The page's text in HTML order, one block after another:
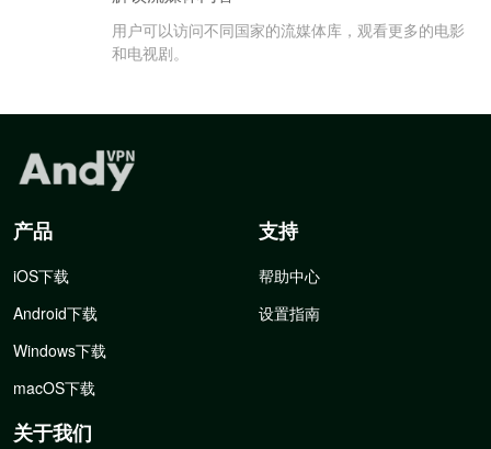
用户可以访问不同国家的流媒体库，观看更多的电影
和电视剧。
产品
iOS下载
Android下载
Windows下载
macOS下载
支持
帮助中心
设置指南
关于我们